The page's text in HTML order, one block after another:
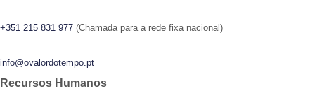
+351 215 831 977 (Chamada para a rede fixa nacional)
info@ovalordotempo.pt
Recursos Humanos